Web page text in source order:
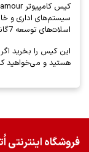
سیستم‌های اداری و
اسلات‌های توسعه 7گانه برای نصب انواع سخت‌افزارها است.
این کیس را بخرید
هستید و می‌خواهید
فروشگاه اینترنتی